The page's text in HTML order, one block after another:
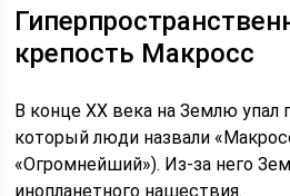
крепость Макросс
В конце XX века на Землю упал
который люди назвали
«Огромнейший»). Из-за него
инопланетного нашествия.